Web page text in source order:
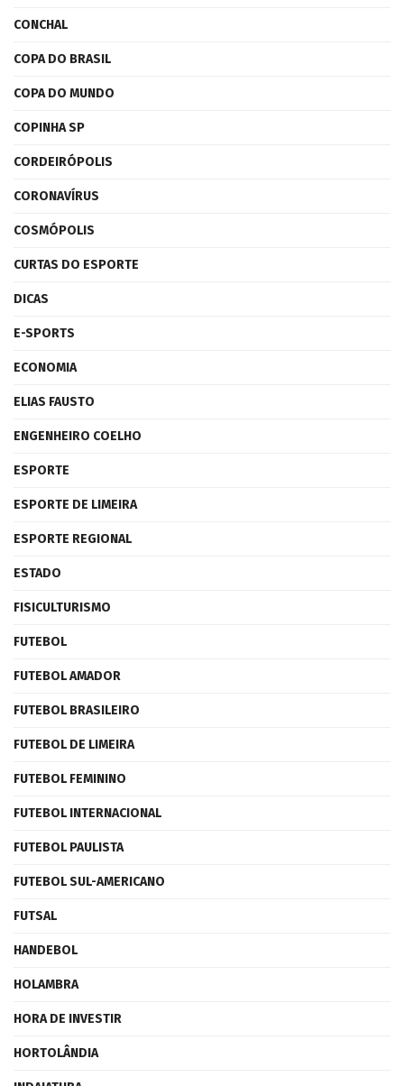
CONCHAL
COPA DO BRASIL
COPA DO MUNDO
COPINHA SP
CORDEIRÓPOLIS
CORONAVÍRUS
COSMÓPOLIS
CURTAS DO ESPORTE
DICAS
E-SPORTS
ECONOMIA
ELIAS FAUSTO
ENGENHEIRO COELHO
ESPORTE
ESPORTE DE LIMEIRA
ESPORTE REGIONAL
ESTADO
FISICULTURISMO
FUTEBOL
FUTEBOL AMADOR
FUTEBOL BRASILEIRO
FUTEBOL DE LIMEIRA
FUTEBOL FEMININO
FUTEBOL INTERNACIONAL
FUTEBOL PAULISTA
FUTEBOL SUL-AMERICANO
FUTSAL
HANDEBOL
HOLAMBRA
HORA DE INVESTIR
HORTOLÂNDIA